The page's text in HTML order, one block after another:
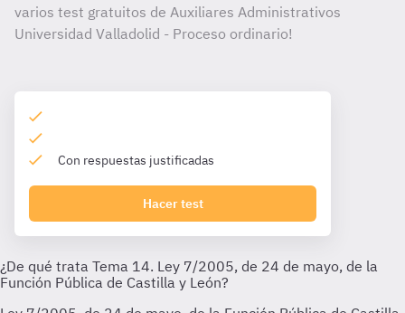
varios test gratuitos de Auxiliares Administrativos
Universidad Valladolid - Proceso ordinario!
Con respuestas justificadas
Hacer test